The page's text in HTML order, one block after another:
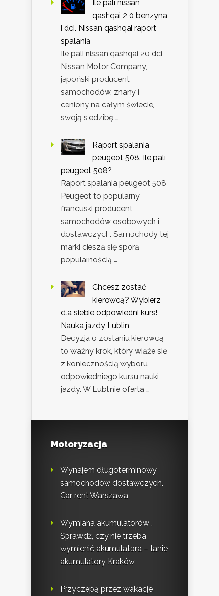
Ile pali nissan
qashqai 2 0 benzyna
i dci. Nissan qashqai raport
spalania
Ile pali nissan qashqai 20 dci
Nissan Motor Company,
japoński producent
samochodów, znany i
ceniony na całym świecie,
swoją siedzibę …
Raport spalania
peugeot 508. Ile pali
peugeot 508?
Raport spalania peugeot 508
Peugeot to popularny
francuski producent
samochodów osobowych i
dostawczych. Samochody tej
marki cieszą się sporą
popularnością …
Chcesz zostać
kierowcą? Wybierz
dla siebie odpowiedni kurs!
Nauka jazdy Lublin
Decyzja o zostaniu kierowcą
to ważny krok, który wiąże się
z koniecznością wyboru
odpowiedniego kursu nauki
jazdy. W Lublinie oferta …
Motoryzacja
Wynajem długoterminowy
samochodów dostawczych.
Car rent Warszawa
Wymiana akumulatorów .
Sprawdź, czy nie trzeba
wymienić akumulatora – tanie
akumulatory Kraków
Przyczepą przez wakacje.